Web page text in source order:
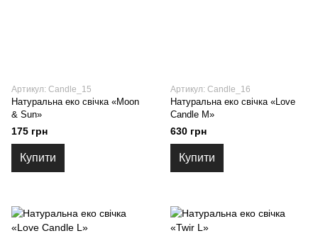
Артикул: Candle_15
Натуральна еко свічка «Moon
& Sun»
175 грн
Купити
Артикул: Candle_16
Натуральна еко свічка «Love
Candle M»
630 грн
Купити